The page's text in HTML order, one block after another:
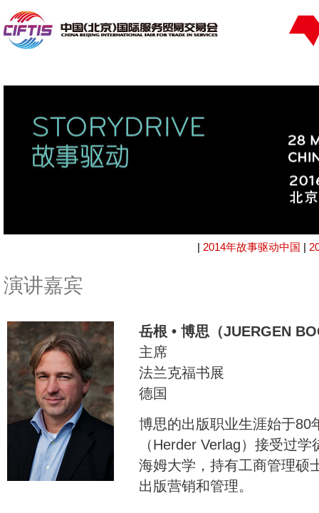
| 2014年故事驱动中国 |
演讲嘉宾
岳根 • 博思（JUERGEN
主席
法兰克福书展
德国
博思的出版职业生涯始于80
（Herder Verlag）接受过
海姆大学，持有工商管理硕
出版营销和管理。